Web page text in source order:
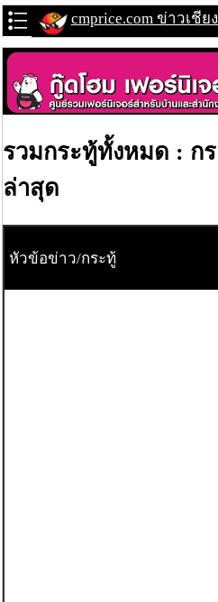
cmprice.com ข่าวเชี
รวมกระทู้ทั้งหมด : ก
ล่าสุด
หัวข้อข่าว/กระทู้